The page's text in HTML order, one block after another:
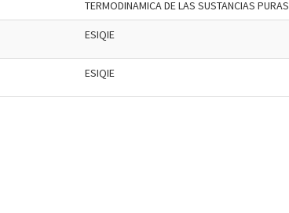
TERMODINAMICA DE LAS SUSTANCIAS PURAS
ESIQIE
ESIQIE